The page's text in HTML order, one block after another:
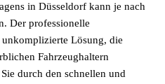
in Düsseldorf kann je nach
Der professionelle
Lösung, die
Fahrzeughaltern
durch den schnellen und